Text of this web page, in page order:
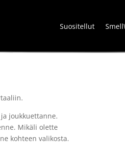
Suositellut
joukkuettanne.
Mikäli olette
kohteen valikosta.